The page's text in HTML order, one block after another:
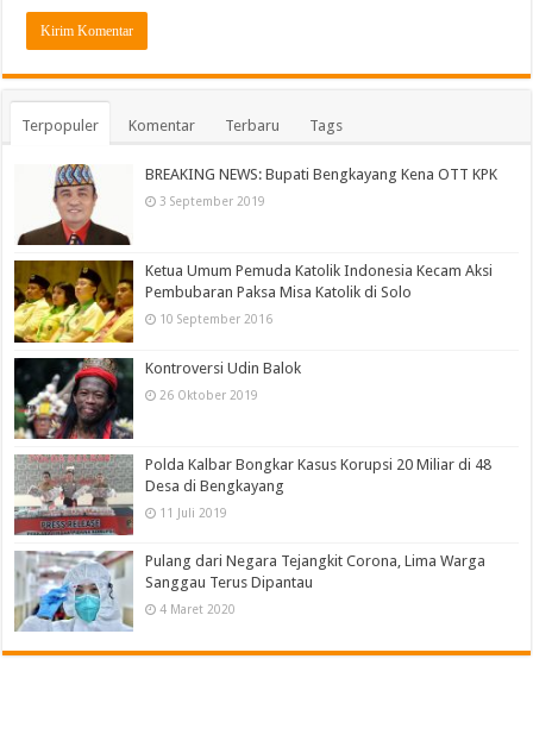
Terpopuler Komentar Terbaru Tags
BREAKING NEWS: Bupati Bengkayang Kena OTT KPK
3 September 2019
Ketua Umum Pemuda Katolik Indonesia Kecam Aksi
Pembubaran Paksa Misa Katolik di Solo
10 September 2016
Kontroversi Udin Balok
26 Oktober 2019
Polda Kalbar Bongkar Kasus Korupsi 20 Miliar di 48
Desa di Bengkayang
11 Juli 2019
Pulang dari Negara Tejangkit Corona, Lima Warga
Sanggau Terus Dipantau
4 Maret 2020